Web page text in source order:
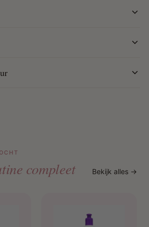
style zoals gewenst.
compleet Bekijk alles →